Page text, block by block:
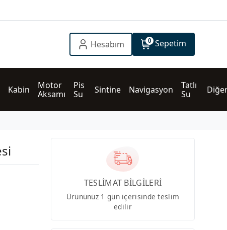
Hesabım 0 Sepetim
Kabin
Motor
Aksamı
Pis
Su
Sintine Navigasyon
Tatlı
Su
TESLİMAT BİLGİLERİ
Ürününüz 1 gün içerisinde teslim
edilir